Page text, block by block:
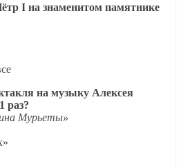
I на знаменитом памятнике
на музыку Алексея
раз?
Мурьеты»